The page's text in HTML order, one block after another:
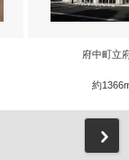
府中町立
約